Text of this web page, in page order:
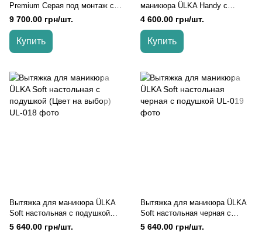
Premium Серая под монтаж с
фильтром
9 700.00 грн/шт.
Купить
маникюра ÜLKA Handy с
фильтром HEPA (30 Вт) Белая
4 600.00 грн/шт.
Купить
Вытяжка для маникюра ÜLKA
Soft настольная с подушкой
(Цвет на выбор)
5 640.00 грн/шт.
Вытяжка для маникюра ÜLKA
Soft настольная черная с
подушкой
5 640.00 грн/шт.